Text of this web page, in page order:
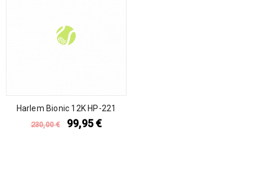
Harlem Bionic 12K HP-221
230,00€ 99,95€